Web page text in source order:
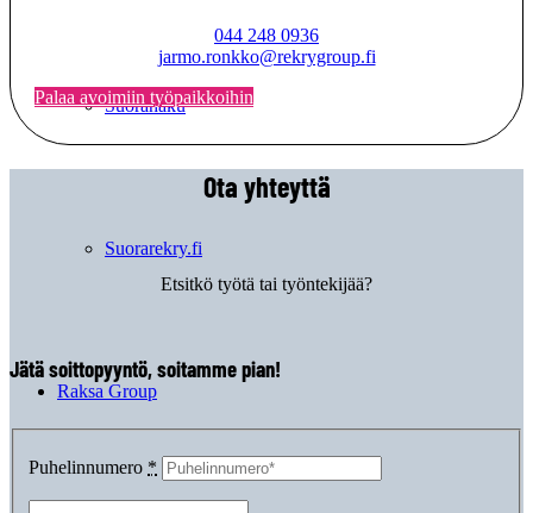
Suorahaku
Suorarekry.fi
Raksa Group
044 248 0936
jarmo.ronkko@rekrygroup.fi
Palaa avoimiin työpaikkoihin
Ota yhteyttä
Etsitkö työtä tai työntekijää?
Jätä soittopyyntö, soitamme pian!
Puhelinnumero *